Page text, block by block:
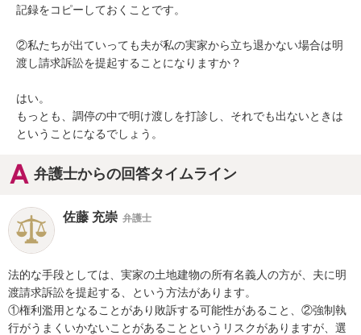
記録をコピーしておくことです。
②私たちが出ていっても夫が私の実家から立ち退かない場合は明
渡し請求訴訟を提起することになりますか？
はい。
もっとも、調停の中で明け渡しを打診し、それでも出ないときは
ということになるでしょう。
弁護士からの回答タイムライン
佐藤 充崇 弁護士
法的な手段としては、実家の土地建物の所有名義人の方が、夫に明
渡請求訴訟を提起する、という方法があります。
①権利濫用となることがあり敗訴する可能性があること、②強制執
行がうまくいかないことがあることというリスクがありますが、選